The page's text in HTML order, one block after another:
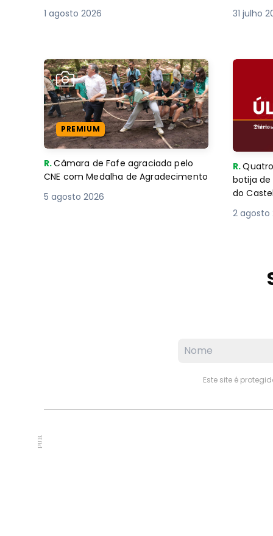
1 agosto 2026
31 julho
PREMIUM
R.Câmara de Fafe agraciada pelo
CNE com Medalha de Agradecimento
5 agosto 2026
R.
botija
do
2 agosto
Este site é
PUB.